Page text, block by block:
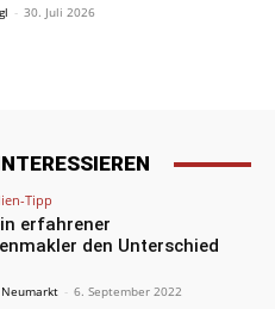
- 30. Juli 2026
Tipp
erfahrener
den Unterschied
- 6. September 2022